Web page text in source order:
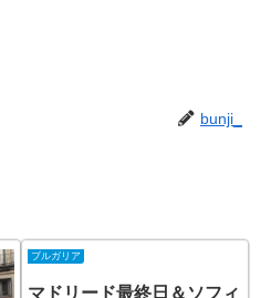
bunji_
ブルガリア
マドリード最終日＆ソフィ